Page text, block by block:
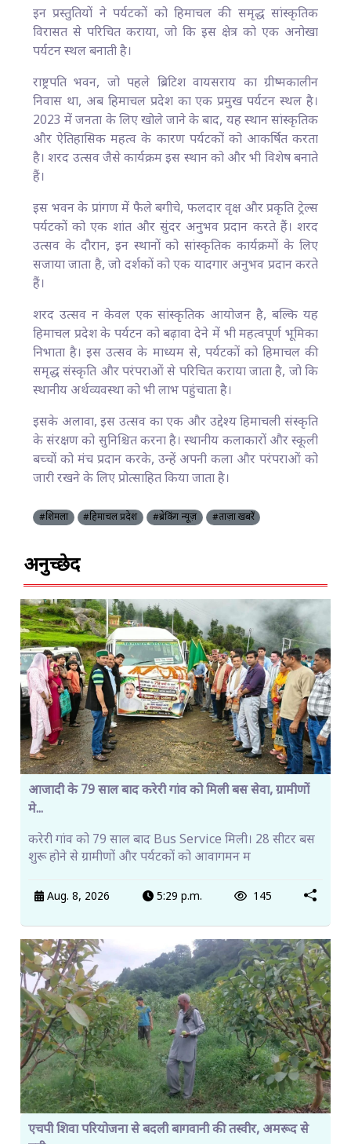
इन प्रस्तुतियों ने पर्यटकों को हिमाचल की समृद्ध सांस्कृतिक
विरासत से परिचित कराया, जो कि इस क्षेत्र को एक अनोखा
पर्यटन स्थल बनाती है।
राष्ट्रपति भवन, जो पहले ब्रिटिश वायसराय का ग्रीष्मकालीन
निवास था, अब हिमाचल प्रदेश का एक प्रमुख पर्यटन स्थल है।
2023 में जनता के लिए खोले जाने के बाद, यह स्थान सांस्कृतिक
और ऐतिहासिक महत्व के कारण पर्यटकों को आकर्षित करता
है। शरद उत्सव जैसे कार्यक्रम इस स्थान को और भी विशेष बनाते
हैं।
इस भवन के प्रांगण में फैले बगीचे, फलदार वृक्ष और प्रकृति ट्रेल्स
पर्यटकों को एक शांत और सुंदर अनुभव प्रदान करते हैं। शरद
उत्सव के दौरान, इन स्थानों को सांस्कृतिक कार्यक्रमों के लिए
सजाया जाता है, जो दर्शकों को एक यादगार अनुभव प्रदान करते
हैं।
शरद उत्सव न केवल एक सांस्कृतिक आयोजन है, बल्कि यह
हिमाचल प्रदेश के पर्यटन को बढ़ावा देने में भी महत्वपूर्ण भूमिका
निभाता है। इस उत्सव के माध्यम से, पर्यटकों को हिमाचल की
समृद्ध संस्कृति और परंपराओं से परिचित कराया जाता है, जो कि
स्थानीय अर्थव्यवस्था को भी लाभ पहुंचाता है।
इसके अलावा, इस उत्सव का एक और उद्देश्य हिमाचली संस्कृति
के संरक्षण को सुनिश्चित करना है। स्थानीय कलाकारों और स्कूली
बच्चों को मंच प्रदान करके, उन्हें अपनी कला और परंपराओं को
जारी रखने के लिए प्रोत्साहित किया जाता है।
#शिमला #हिमाचल प्रदेश #ब्रेकिंग न्यूज़ #ताज़ा खबरें
अनुच्छेद
आजादी के 79 साल बाद करेरी गांव को मिली बस सेवा, ग्रामीणों
मे...
करेरी गांव को 79 साल बाद Bus Service मिली। 28 सीटर बस
शुरू होने से ग्रामीणों और पर्यटकों को आवागमन म
Aug. 8, 2026 5:29 p.m. 145
एचपी शिवा परियोजना से बदली बागवानी की तस्वीर, अमरूद से